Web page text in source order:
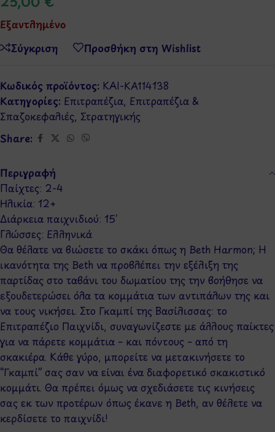
Εξαντλημένο
Σύγκριση
Προσθήκη στη Wishlist
Κωδικός προϊόντος: KAI-KA114138
Κατηγορίες: Επιτραπέζια, Επιτραπέζια &
Σπαζοκεφαλιές, Στρατηγικής
Share:
Περιγραφή
Παίχτες: 2-4
Ηλικία: 12+
Διάρκεια παιχνιδιού: 15′
Γλώσσες: Ελληνικά
Θα θέλατε να βιώσετε το σκάκι όπως η Beth Harmon; Η
ικανότητα της Beth να προβλέπει την εξέλιξη της
παρτίδας στο ταβάνι του δωματίου της την βοήθησε να
εξουδετερώσει όλα τα κομμάτια των αντιπάλων της και
να τους νικήσει. Στο Γκαμπί της Βασίλισσας: το
Επιτραπέζιο Παιχνίδι, συναγωνίζεστε με άλλους παίκτες
για να πάρετε κομμάτια – και πόντους – από τη
σκακιέρα. Κάθε γύρο, μπορείτε να μετακινήσετε το
“Γκαμπί” σας σαν να είναι ένα διαφορετικό σκακιστικό
κομμάτι. Θα πρέπει όμως να σχεδιάσετε τις κινήσεις
σας εκ των προτέρων όπως έκανε η Beth, αν θέλετε να
κερδίσετε το παιχνίδι!